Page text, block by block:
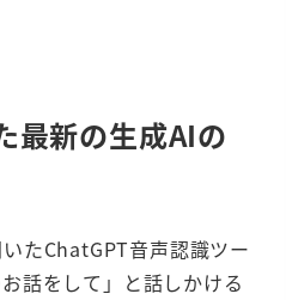
最新の生成AIの
たChatGPT音声認識ツー
話をして」と話しかける